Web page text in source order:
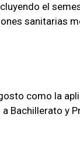
el
sanitarias
como la
Bachillerato y